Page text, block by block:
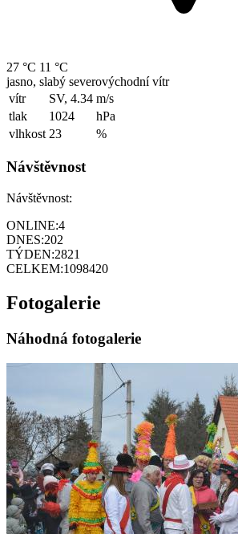
27 °C 11 °C
jasno, slabý severovýchodní vítr
vítr
SV, 4.34 m/s
tlak
1024
hPa
vlhkost 23 %
Návštěvnost
Návštěvnost:
ONLINE:4
DNES:202
TÝDEN:2821
CELKEM:1098420
Fotogalerie
Náhodná fotogalerie